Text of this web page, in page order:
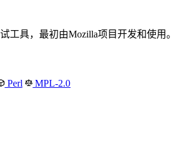
工具，最初由Mozilla项目开发和使用。
Perl MPL-2.0